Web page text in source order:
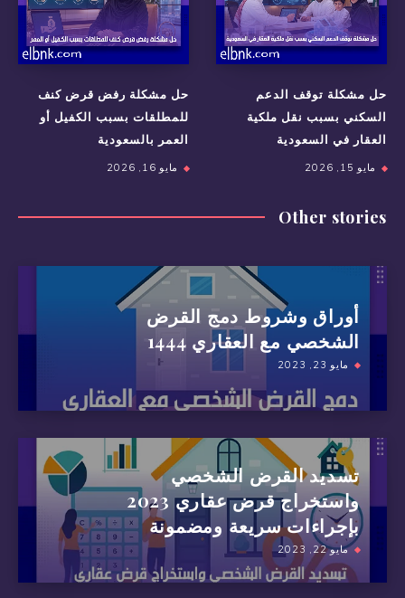
حل مشكلة رفض قرض كنف
للمطلقات بسبب الكفيل أو
العمر بالسعودية
مايو 16, 2026
حل مشكلة توقف الدعم
السكني بسبب نقل ملكية
العقار في السعودية
مايو 15, 2026
Other stories
أوراق وشروط دمج القرض
الشخصي مع العقاري 1444
مايو 23, 2023
تسديد القرض الشخصي
واستخراج قرض عقاري 2023
بإجراءات سريعة ومضمونة
مايو 22, 2023